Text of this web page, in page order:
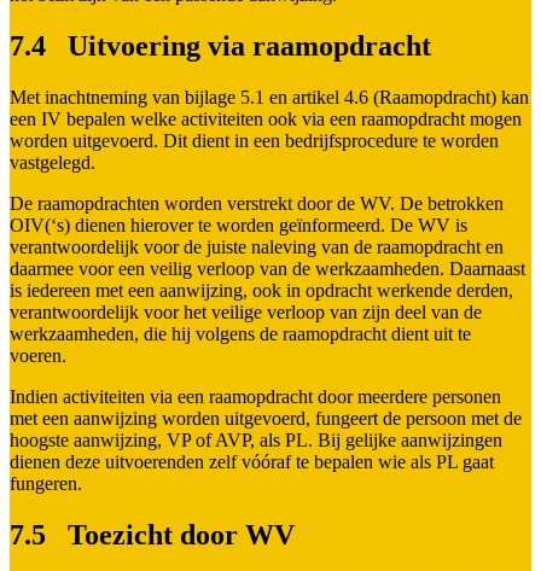
7.4 Uitvoering via raamopdracht
Met inachtneming van bijlage 5.1 en artikel 4.6 (Raamopdracht) kan
een IV bepalen welke activiteiten ook via een raamopdracht mogen
worden uitgevoerd. Dit dient in een bedrijfsprocedure te worden
vastgelegd.
De raamopdrachten worden verstrekt door de WV. De betrokken
OIV(‘s) dienen hierover te worden geïnformeerd. De WV is
verantwoordelijk voor de juiste naleving van de raamopdracht en
daarmee voor een veilig verloop van de werkzaamheden. Daarnaast
is iedereen met een aanwijzing, ook in opdracht werkende derden,
verantwoordelijk voor het veilige verloop van zijn deel van de
werkzaamheden, die hij volgens de raamopdracht dient uit te
voeren.
Indien activiteiten via een raamopdracht door meerdere personen
met een aanwijzing worden uitgevoerd, fungeert de persoon met de
hoogste aanwijzing, VP of AVP, als PL. Bij gelijke aanwijzingen
dienen deze uitvoerenden zelf vóóraf te bepalen wie als PL gaat
fungeren.
7.5 Toezicht door WV